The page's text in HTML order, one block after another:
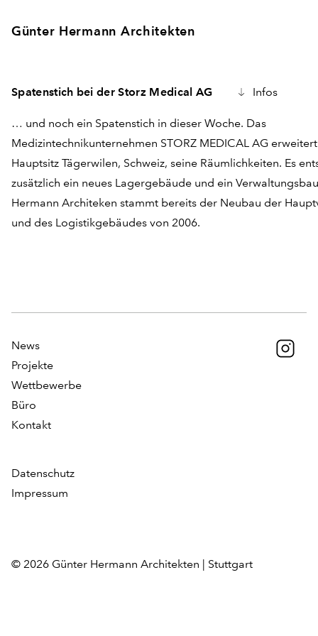
Günter Hermann Architekten
Spatenstich bei der Storz Medical AG Infos
… und noch ein Spatenstich in dieser Woche. Das
Medizintechnikunternehmen STORZ MEDICAL AG
Hauptsitz Tägerwilen, Schweiz, seine Räumlichkeiten. Es
zusätzlich ein neues Lagergebäude und ein
Hermann Architeken stammt bereits der Neubau der
und des Logistikgebäudes von 2006.
News
Projekte
Wettbewerbe
Büro
Kontakt
Datenschutz
Impressum
© 2026 Günter Hermann Architekten | Stuttgart